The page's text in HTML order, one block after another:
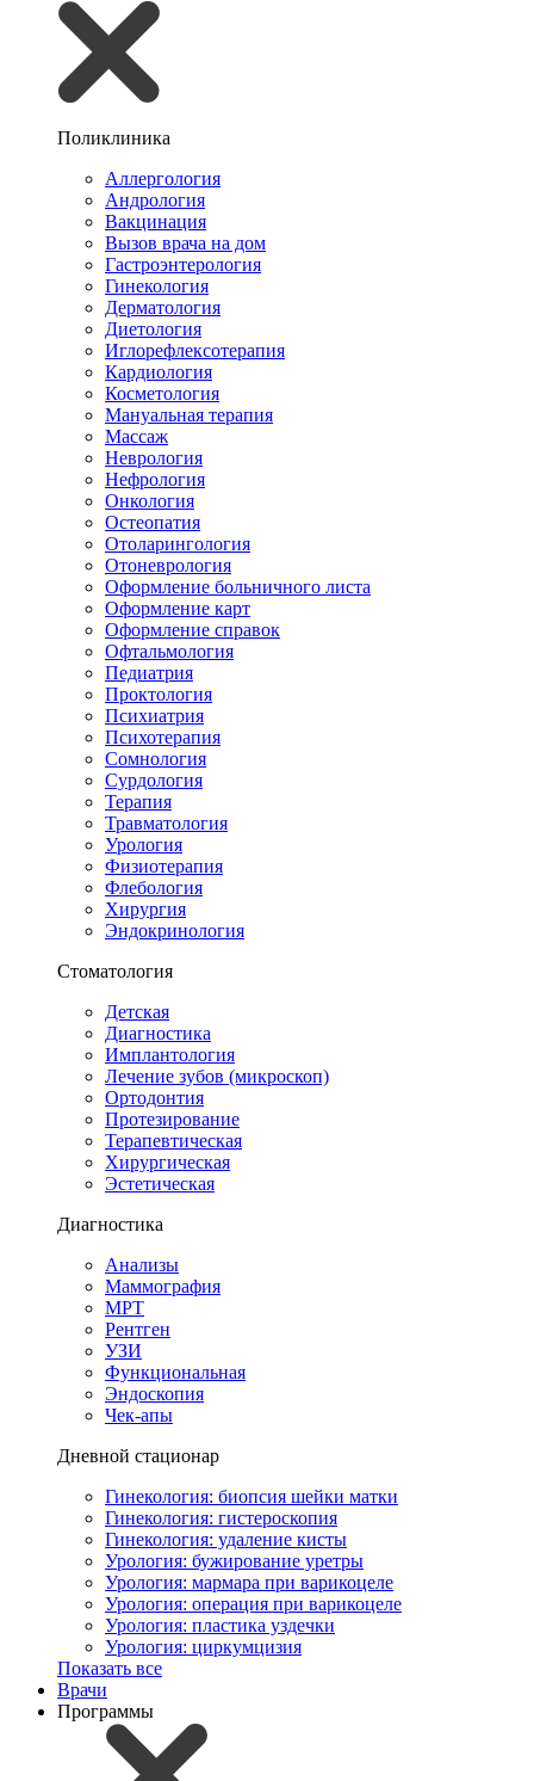
Поликлиника
Аллергология
Андрология
Вакцинация
Вызов врача на дом
Гастроэнтерология
Гинекология
Дерматология
Диетология
Иглорефлексотерапия
Кардиология
Косметология
Мануальная терапия
Массаж
Неврология
Нефрология
Онкология
Остеопатия
Отоларингология
Отоневрология
Оформление больничного листа
Оформление карт
Оформление справок
Офтальмология
Педиатрия
Проктология
Психиатрия
Психотерапия
Сомнология
Сурдология
Терапия
Травматология
Урология
Физиотерапия
Флебология
Хирургия
Эндокринология
Стоматология
Детская
Диагностика
Имплантология
Лечение зубов (микроскоп)
Ортодонтия
Протезирование
Терапевтическая
Хирургическая
Эстетическая
Диагностика
Анализы
Маммография
МРТ
Рентген
УЗИ
Функциональная
Эндоскопия
Чек-апы
Дневной стационар
Гинекология: биопсия шейки матки
Гинекология: гистероскопия
Гинекология: удаление кисты
Урология: бужирование уретры
Урология: мармара при варикоцеле
Урология: операция при варикоцеле
Урология: пластика уздечки
Урология: циркумцизия
Показать все
Врачи
Программы